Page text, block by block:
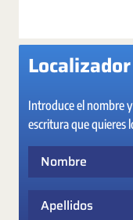
Introduce el nombre
escritura que quieres
Apellidos